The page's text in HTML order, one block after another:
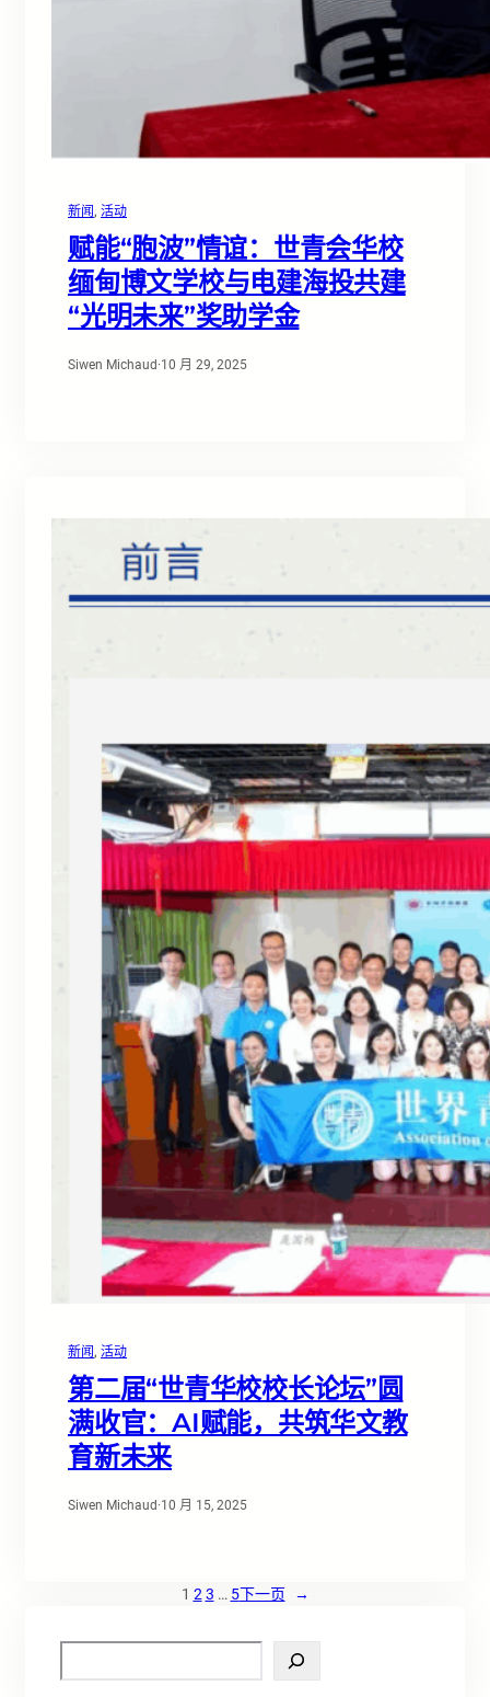
新闻, 活动
赋能“胞波”情谊：世青会华校
缅甸博文学校与电建海投共建
“光明未来”奖助学金
Siwen Michaud ·10 月 29, 2025
新闻, 活动
第二届“世青华校校长论坛”圆
满收官：AI赋能，共筑华文教
育新未来
Siwen Michaud ·10 月 15, 2025
1 2 3 … 5下一页 →
e